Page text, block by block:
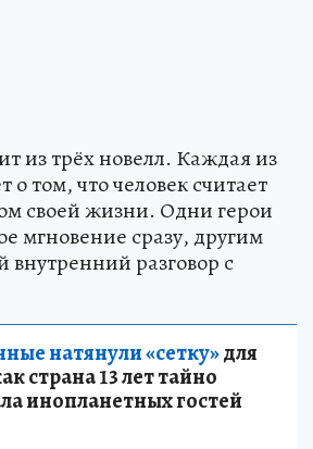
из трёх новелл. Каждая из
о том, что человек считает
своей жизни. Одни герои
мгновение сразу, другим
внутренний разговор с
натянули «сетку»для
страна 13 лет тайно
инопланетных гостей